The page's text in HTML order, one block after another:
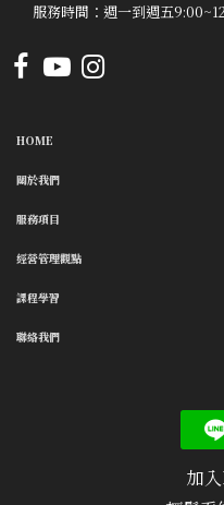
服務時間：週一到週五
HOME
關於我們
服務項目
經營管理觀點
課程學習
聯絡我們
加